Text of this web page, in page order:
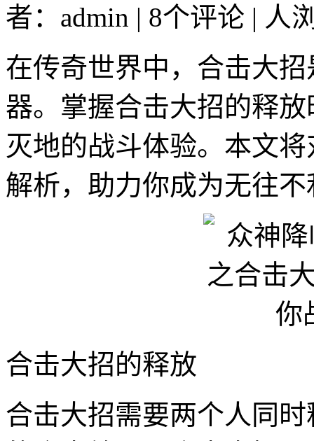
者：admin | 8个评论 | 人
在传奇世界中，合击大
器。掌握合击大招的释
灭地的战斗体验。本文
解析，助力你成为无往
合击大招的释放
合击大招需要两个人同